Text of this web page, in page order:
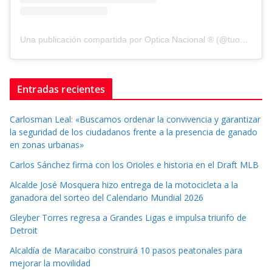
Una publicación compartida por Optica Nacional ® (@tuopticanacional)
Entradas recientes
Carlosman Leal: «Buscamos ordenar la convivencia y garantizar
la seguridad de los ciudadanos frente a la presencia de ganado
en zonas urbanas»
Carlos Sánchez firma con los Orioles e historia en el Draft MLB
Alcalde José Mosquera hizo entrega de la motocicleta a la
ganadora del sorteo del Calendario Mundial 2026
Gleyber Torres regresa a Grandes Ligas e impulsa triunfo de
Detroit
Alcaldía de Maracaibo construirá 10 pasos peatonales para
mejorar la movilidad